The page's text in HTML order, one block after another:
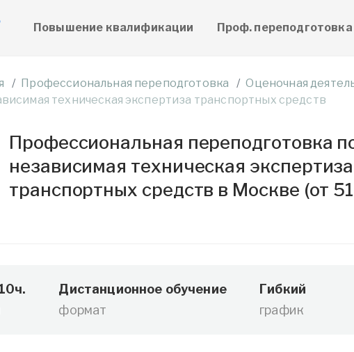
Повышение квалификации Проф. переподготовка
Профессиональная переподготовка
Оценочная
техническая экспертиза транспортных средств
Профессиональная переподготовка
независимая техническая экспертиза
транспортных средств в Москве (от
Дистанционное обучение
формат
Гибкий
график